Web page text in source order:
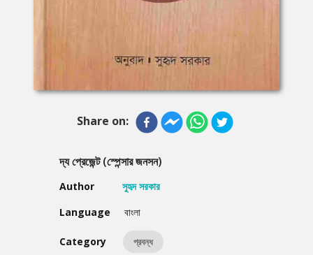
Share on:
দ্য প্রেজেন্ট (স্পেন্সার জনসন)
Author
সুহৃদ সরকার
Language
বাংলা
Category প্রবন্ধ